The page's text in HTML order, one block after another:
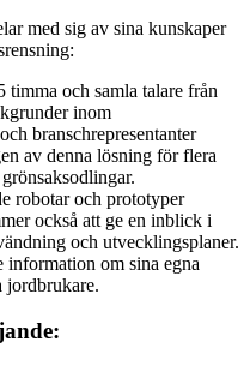
med sig av sina kunskaper
timma och samla talare från
inom
branschrepresentanter
av denna lösning för flera
robotar och prototyper
också att ge en inblick i
och utvecklingsplaner.
information om sina egna
jordbrukare.